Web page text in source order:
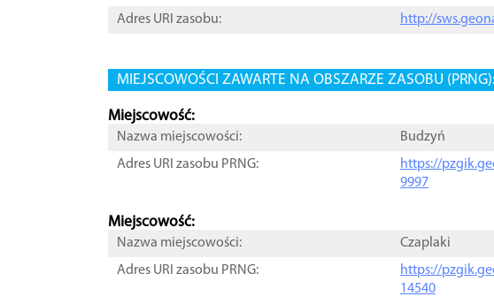
Adres URI zasobu:
http://
MIEJSCOWOŚCI ZAWARTE NA OBSZARZE ZASOBU (PRNG):
Miejscowość:
Nazwa miejscowości:
Budzyń
Adres URI zasobu PRNG:
https://
9997
Miejscowość:
Nazwa miejscowości:
Czaplaki
Adres URI zasobu PRNG:
https://
14540